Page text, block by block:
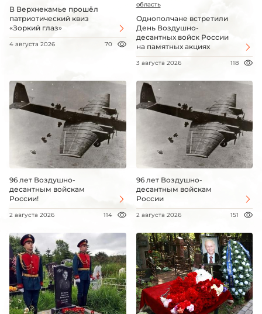
В Верхнекамье прошёл
патриотический квиз
«Зоркий глаз»
4 августа 2026 70
область
Однополчане встретили
День Воздушно-
десантных войск России
на памятных акциях
3 августа 2026 118
96 лет Воздушно-
десантным войскам
России!
2 августа 2026 114
96 лет Воздушно-
десантным войскам
России
2 августа 2026 151